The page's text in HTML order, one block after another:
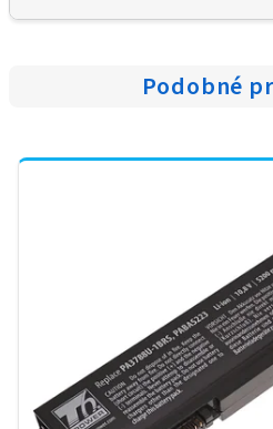
Podobné